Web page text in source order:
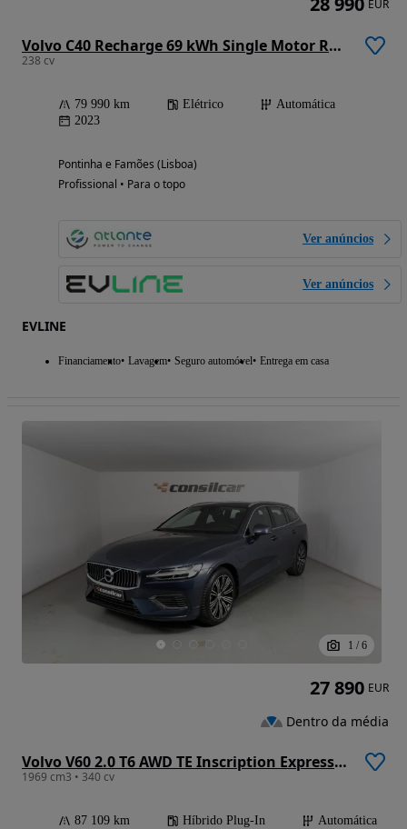
Volvo C40 Recharge 69 kWh Single Motor RWD Core
238 cv
79 990 km Elétrico
Automática
2023
Pontinha e Famões (Lisboa)
Profissional • Para o topo
Ver anúncios
Ver anúncios
EVLINE
Financiamento Lavagem Seguro automóvel Entrega em casa
EUR
1 / 6
Volvo V60 2.0 T6 AWD TE Inscription Expression
1969 cm3 • 340 cv
87 109 km Híbrido Plug-In
Automática
27 890 EUR
Dentro da média